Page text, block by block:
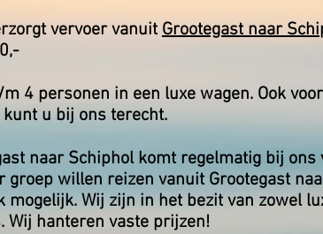
vervoer vanuit Grootegast naar
4 personen in een luxe wagen. Ook
u bij ons terecht.
naar Schiphol komt regelmatig bij ons
groep willen reizen vanuit Grootegast
mogelijk. Wij zijn in het bezit van zowel
Wij hanteren vaste prijzen!